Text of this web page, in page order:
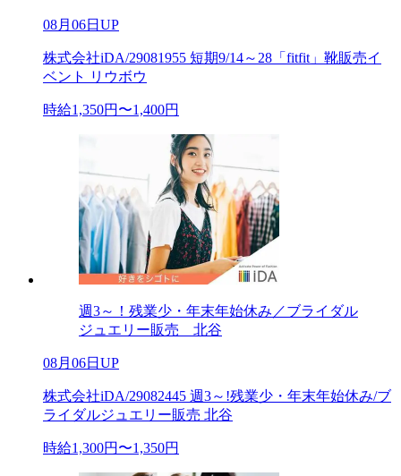
08月06日UP
株式会社iDA/29081955 短期9/14～28「fitfit」靴販売イ
ベント リウボウ
時給1,350円〜1,400円
週3～！残業少・年末年始休み／ブライダル
ジュエリー販売 北谷
08月06日UP
株式会社iDA/29082445 週3～!残業少・年末年始休み/ブ
ライダルジュエリー販売 北谷
時給1,300円〜1,350円